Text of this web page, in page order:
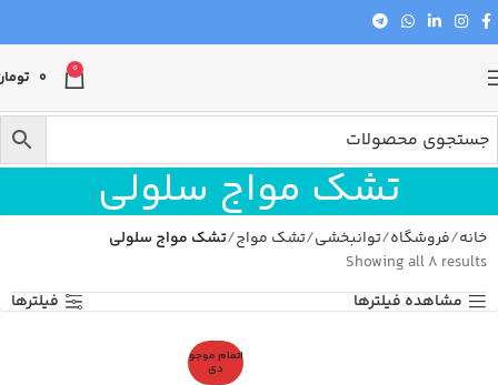
0
0
تشک مواج سلولی
خانه فروشگاه توانبخشی تشک مواج تشک مواج سلولی
Showing all 8 results
مشاهده فیلترها
فیلترها
اتمام موجو
دی